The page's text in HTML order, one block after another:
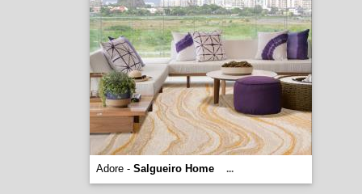
Adore - Salgueiro Home ...